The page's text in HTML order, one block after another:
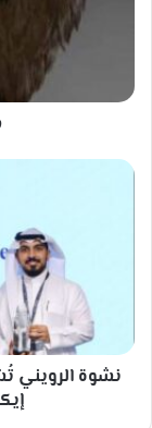
نشوة
"ذا
جلوبال
نشوة الرويني